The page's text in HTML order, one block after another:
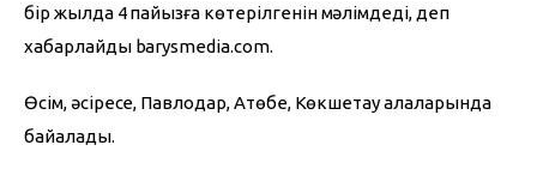
бір жылда 4 пайызға көтерілгенін мәлімдеді, деп
хабарлайды barysmedia.com.
Өсім, әсіресе, Павлодар, Ақтөбе, Көкшетау қалаларында
байқалады.